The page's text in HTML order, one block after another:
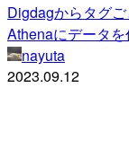
Digdagからタグ
Athenaにデータ
nayuta
2023.09.12